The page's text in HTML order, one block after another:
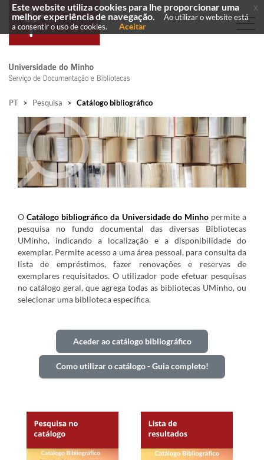
PT > Pesquisa > Catálogo bibliográfico
OCatálogo bibliográfico da Universidade do Minhopermite a
pesquisa no fundo documental das diversas Bibliotecas
UMinho, indicando a localização e a disponibilidade do
exemplar. Permite acesso a uma área pessoal, para consulta da
lista de empréstimos, fazer renovações e reservas de
exemplares requisitados. O utilizador pode efetuar pesquisas
no catálogo geral, que agrega todas as bibliotecas UMinho, ou
selecionar uma biblioteca específica.
Aceder ao catálogo bibliográfico
Como utilizar o catálogo - Guia completo!
Este website utiliza cookies para lhe proporcionar uma
melhor experiência de navegação.
Ao utilizar o website está
a consentir o uso de cookies.
Aceitar
x